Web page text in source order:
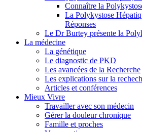
Connaître la
La Polykystose
Réponses
Le Dr Burtey présente la
La médecine
La génétique
Le diagnostic de PKD
Les avancées de la Recherche
Les explications sur la
Articles et conférences
Mieux Vivre
Travailler avec son médecin
Gérer la douleur chronique
Famille et proches